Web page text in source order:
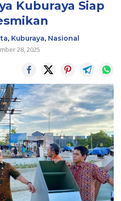
Kuburaya Siap
, Kuburaya, Nasional
28, 2025